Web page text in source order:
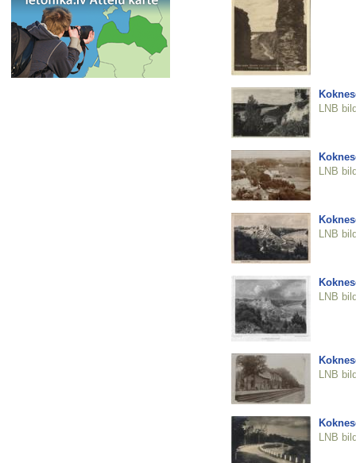
LNB
LNB
LNB
LNB
LNB
LNB